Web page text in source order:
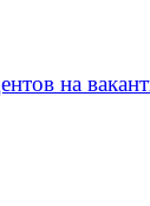
на